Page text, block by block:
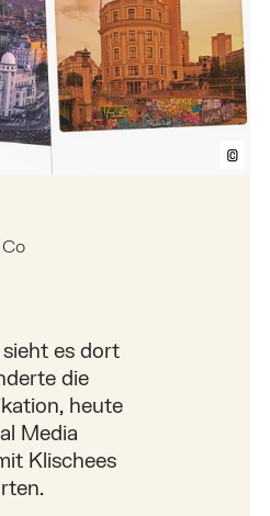
©
es dort
die
heute
Media
Klischees